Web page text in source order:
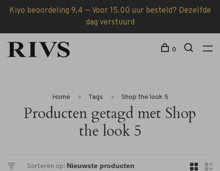
Kiyo beoordeling 9,4 — Voor 15.00 uur besteld? Dezelfde
dag verstuurd
0
Home Tags Shop the look 5
Producten getagd met Shop
the look 5
Sorteren op: